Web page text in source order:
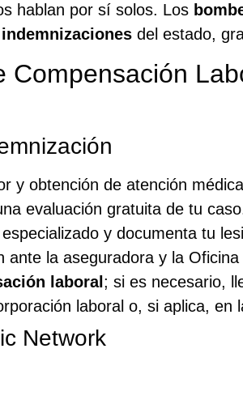
hablan por sí solos. Los
del estado,
y obtención de atención
evaluación gratuita de tu
y documenta tu
la aseguradora y la
laboral ; si es necesario,
laboral o, si aplica, en
Network